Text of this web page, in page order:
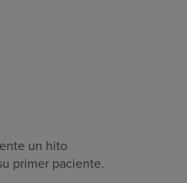
un hito
primer paciente.